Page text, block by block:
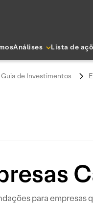
Análises Lista de
de Investimentos
para